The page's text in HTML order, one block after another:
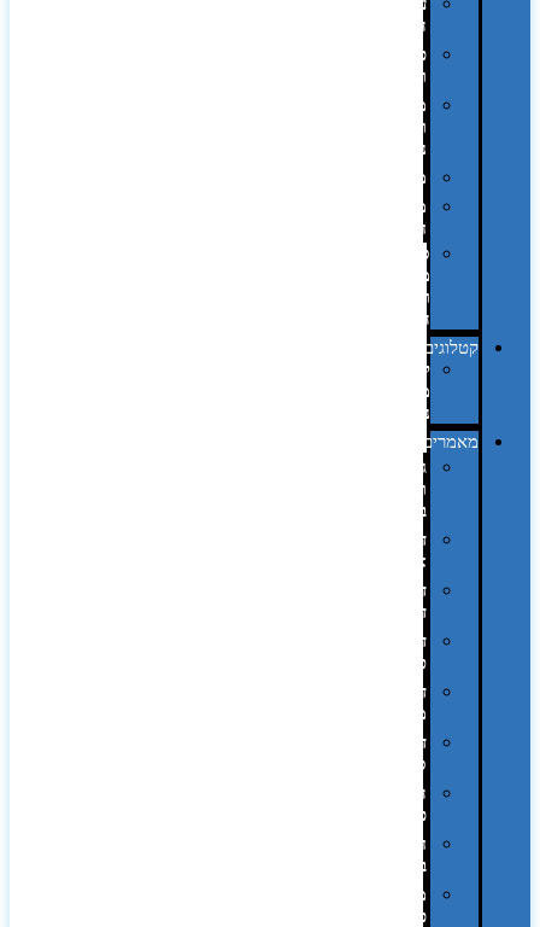
השולחן…
פינוק
וספא
מזוודות
ותיקי
נסיעות
מטריות
מוצרי
חוף
סביבת
מחשב
וציוד
היקפי
קטלוגים
קטלוג
מוצרי
נייר
מאמרים
גימורים
והשבחות
בדפוס
דפוס
אופסט
דפוס
דיגיטלי
דפוס
טמפון
דפוס
משי
דפוס
סובלימציה
הדפס
פרוצס
חריטה
בלייזר
מהו
פנטון?